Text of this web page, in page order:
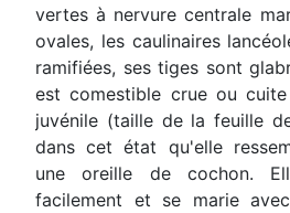
vertes à nervure centrale
ovales, les caulinaires
ramifiées, ses tiges sont
est comestible crue ou
juvénile (taille de la feuille
dans cet état qu'elle
une oreille de cochon.
facilement et se marie